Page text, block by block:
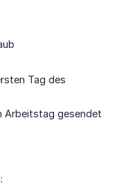
Tag des
Arbeitstag gesendet